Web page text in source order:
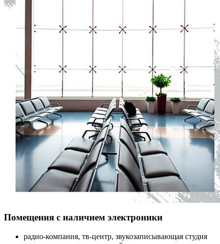
Помещения с наличием электроники
радио-компания, тв-центр, звукозаписывающая студия